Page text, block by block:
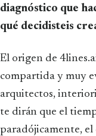
diagnóstico que
qué decidisteis
El origen de
compartida y muy
arquitectos,
te dirán que el
paradójicamente, el